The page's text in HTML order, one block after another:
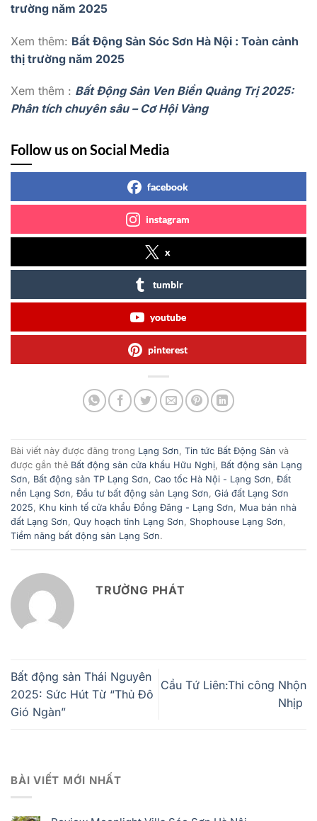
trường năm 2025
Xem thêm: Bất Động Sản Sóc Sơn Hà Nội : Toàn cảnh
thị trường năm 2025
Xem thêm : Bất Động Sản Ven Biển Quảng Trị 2025:
Phân tích chuyên sâu – Cơ Hội Vàng
Follow us on Social Media
facebook
instagram
x
tumblr
youtube
pinterest
Bài viết này được đăng trong Lạng Sơn, Tin tức Bất Động Sản và
được gắn thẻ Bất động sản cửa khẩu Hữu Nghị, Bất động sản Lạng
Sơn, Bất động sản TP Lạng Sơn, Cao tốc Hà Nội - Lạng Sơn, Đất
nền Lạng Sơn, Đầu tư bất động sản Lạng Sơn, Giá đất Lạng Sơn
2025, Khu kinh tế cửa khẩu Đồng Đăng - Lạng Sơn, Mua bán nhà
đất Lạng Sơn, Quy hoạch tỉnh Lạng Sơn, Shophouse Lạng Sơn,
Tiềm năng bất động sản Lạng Sơn.
TRƯỜNG PHÁT
Bất động sản Thái Nguyên
2025: Sức Hút Từ “Thủ Đô
Gió Ngàn”
Cầu Tứ Liên:Thi công Nhộn
Nhịp
BÀI VIẾT MỚI NHẤT